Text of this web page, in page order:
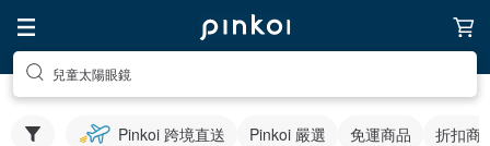
兒童太陽眼鏡
Pinkoi 跨境直送 Pinkoi 嚴選 免運商品 折扣商